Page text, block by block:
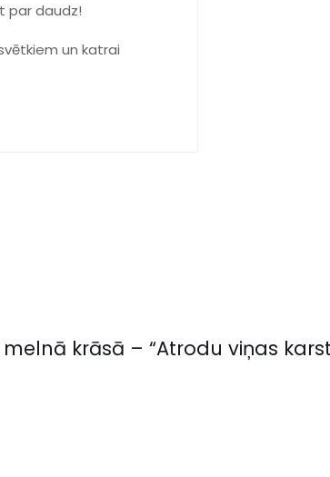
par daudz!
un katrai
krāsā – “Atrodu viņas